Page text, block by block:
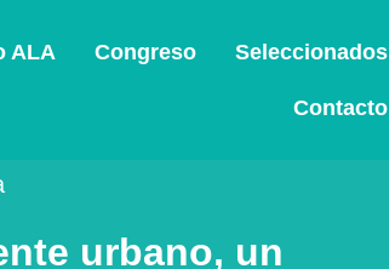
ALA Congreso Seleccionados
Contacto
urbano, un